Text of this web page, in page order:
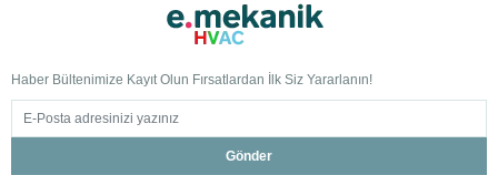
Haber Bültenimize Kayıt Olun Fırsatlardan İlk Siz Yararlanın!
Gönder